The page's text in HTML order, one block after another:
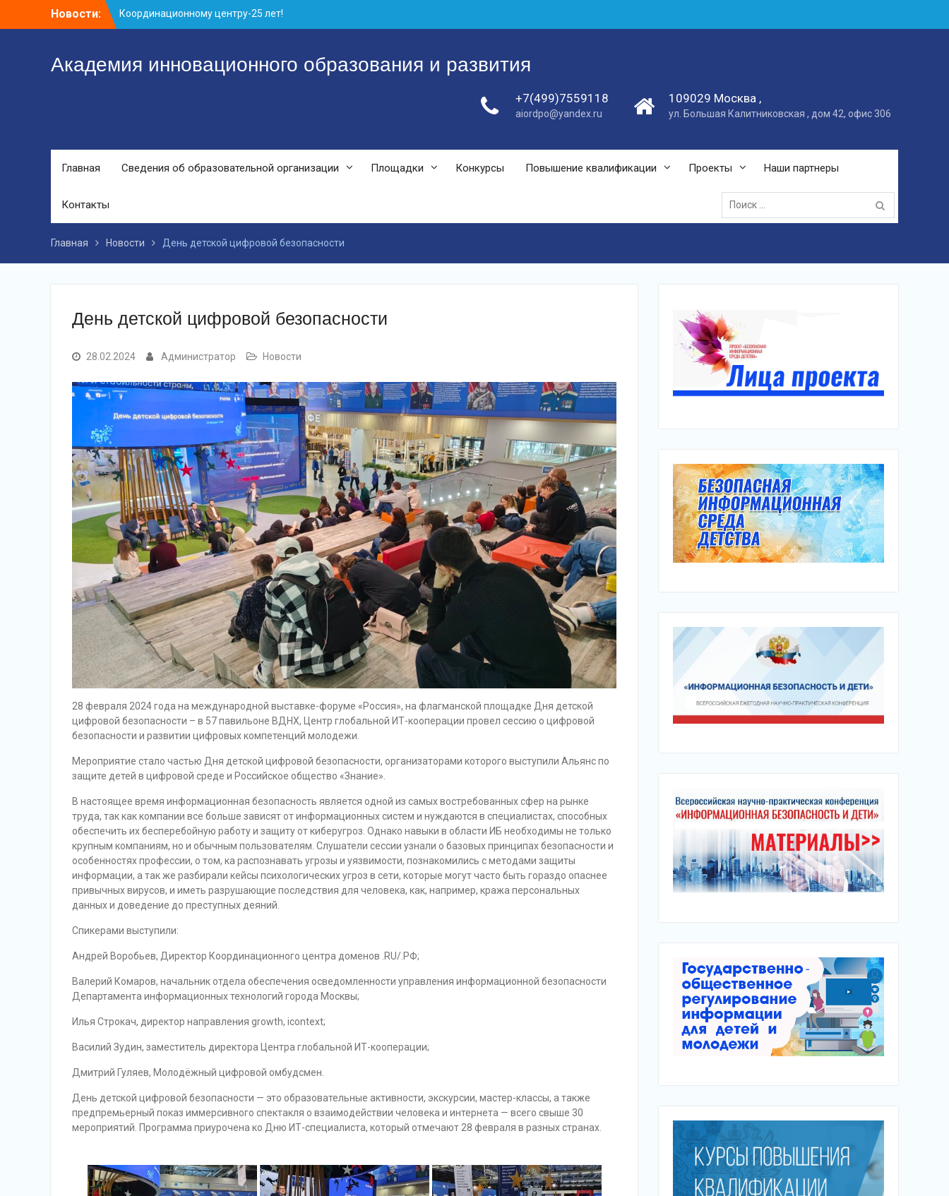
Новости:
Координационному центру-25 лет!
Заседание рабочей группа
Академия инновационного образования и развития
+7(499)7559118
aiordpo@yandex.ru
109029 Москва ,
ул. Большая Калитниковская , дом 42, офис 306
Главная Сведения об образовательной организации Площадки Конкурсы Повышение квалификации Проекты Наши партнеры
Контакты
Поиск:
Главная Новости День детской цифровой безопасности
День детской цифровой безопасности
28.02.2024 Администратор Новости
28 февраля 2024 года на международной выставке-форуме «Россия», на флагманской площадке Дня детской
цифровой безопасности – в 57 павильоне ВДНХ, Центр глобальной ИТ-кооперации провел сессию о цифровой
безопасности и развитии цифровых компетенций молодежи.
Мероприятие стало частью Дня детской цифровой безопасности, организаторами которого выступили Альянс по
защите детей в цифровой среде и Российское общество «Знание».
В настоящее время информационная безопасность является одной из самых востребованных сфер на рынке
труда, так как компании все больше зависят от информационных систем и нуждаются в специалистах, способных
обеспечить их бесперебойную работу и защиту от киберугроз. Однако навыки в области ИБ необходимы не только
крупным компаниям, но и обычным пользователям. Слушатели сессии узнали о базовых принципах безопасности и
особенностях профессии, о том, ка распознавать угрозы и уязвимости, познакомились с методами защиты
информации, а так же разбирали кейсы психологических угроз в сети, которые могут часто быть гораздо опаснее
привычных вирусов, и иметь разрушающие последствия для человека, как, например, кража персональных
данных и доведение до преступных деяний.
Спикерами выступили:
Андрей Воробьев, Директор Координационного центра доменов .RU/.РФ;
Валерий Комаров, начальник отдела обеспечения осведомленности управления информационной безопасности
Департамента информационных технологий города Москвы;
Илья Строкач, директор направления growth, icontext;
Василий Зудин, заместитель директора Центра глобальной ИТ-кооперации;
Дмитрий Гуляев, Молодёжный цифровой омбудсмен.
День детской цифровой безопасности — это образовательные активности, экскурсии, мастер-классы, а также
предпремьерный показ иммерсивного спектакля о взаимодействии человека и интернета — всего свыше 30
мероприятий. Программа приурочена ко Дню ИТ-специалиста, который отмечают 28 февраля в разных странах.